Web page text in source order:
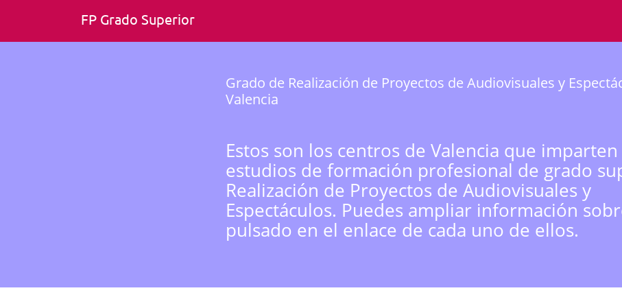
FP Grado Superior
Grado de Realización de Proyectos de Audiovisuales y
Valencia
Estos son los centros de Valencia que
estudios de formación profesional de grado
Realización de Proyectos de Audiovisuales y
Espectáculos. Puedes ampliar información
pulsado en el enlace de cada uno de ellos.